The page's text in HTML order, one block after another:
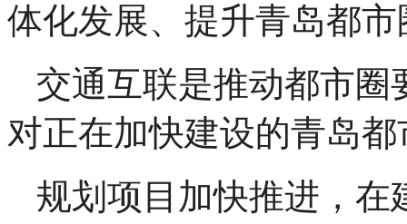
体化发展、提升青岛都
交通互联是推动都市圈
对正在加快建设的青岛
规划项目加快推进，在